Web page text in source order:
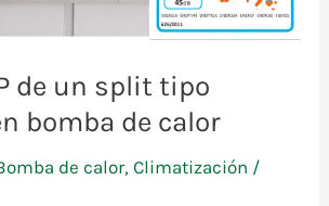
de un split tipo
bomba de calor
de calor,Climatización /